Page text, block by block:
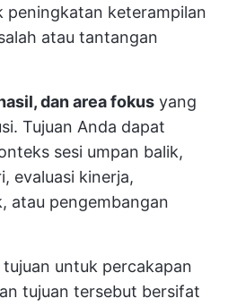
peningkatan keterampilan
atau tantangan
dan area fokus yang
Tujuan Anda dapat
sesi umpan balik,
evaluasi kinerja,
atau pengembangan
untuk percakapan
tujuan tersebut bersifat